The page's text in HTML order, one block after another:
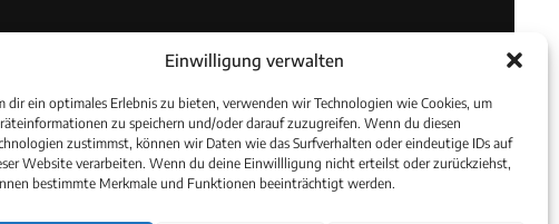
Einwilligung verwalten
dir ein optimales Erlebnis zu bieten, verwenden wir Technologien wie Cookies, um
zu speichern und/oder darauf zuzugreifen. Wenn du diesen
zustimmst, können wir Daten wie das Surfverhalten oder eindeutige IDs auf
Website verarbeiten. Wenn du deine Einwillligung nicht erteilst oder zurückziehst,
bestimmte Merkmale und Funktionen beeinträchtigt werden.